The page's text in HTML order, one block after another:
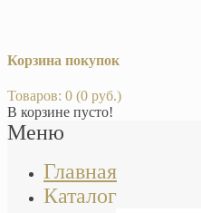
Корзина покупок
Товаров: 0 (0 руб.)
В корзине пусто!
Меню
Главная
Каталог